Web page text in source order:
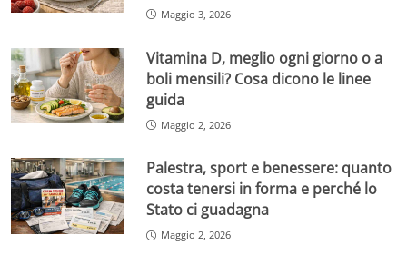
Maggio 3, 2026
Vitamina D, meglio ogni giorno o a
boli mensili? Cosa dicono le linee
guida
Maggio 2, 2026
Palestra, sport e benessere: quanto
costa tenersi in forma e perché lo
Stato ci guadagna
Maggio 2, 2026